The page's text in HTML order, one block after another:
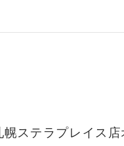
ステラプレイス店